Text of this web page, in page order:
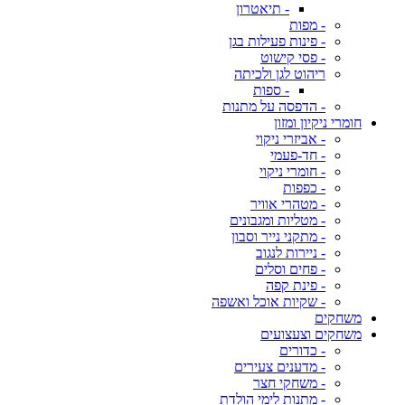
- תיאטרון
- מפות
- פינות פעילות בגן
- פסי קישוט
ריהוט לגן ולכיתה
- ספות
- הדפסה על מתנות
חומרי ניקיון ומזון
- אביזרי ניקוי
- חד-פעמי
- חומרי ניקוי
- כפפות
- מטהרי אוויר
- מטליות ומגבונים
- מתקני נייר וסבון
- ניירות לנגוב
- פחים וסלים
- פינת קפה
- שקיות אוכל ואשפה
משחקים
משחקים וצעצועים
- כדורים
- מדענים צעירים
- משחקי חצר
- מתנות לימי הולדת